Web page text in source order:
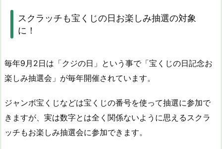
スクラッチも宝くじの日お楽しみ抽選の対象
に！
毎年9月2日は「クジの日」という事で「宝くじの日記念お
楽しみ抽選会」が毎年開催されています。
ジャンボ宝くじなどは宝くじの番号を使って抽選に参加で
きますが、実は数字とは全く関係ないように思えるスクラ
ッチもお楽しみ抽選会に参加できます。